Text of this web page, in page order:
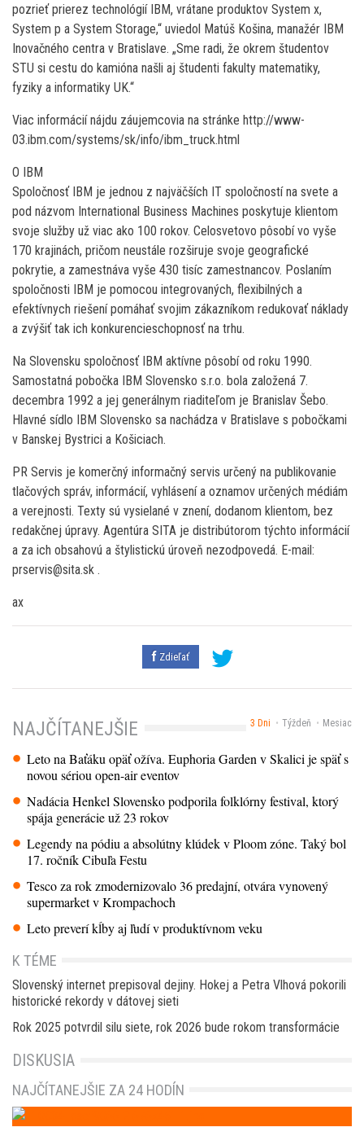
pozrieť prierez technológií IBM, vrátane produktov System x,
System p a System Storage,“ uviedol Matúš Košina, manažér IBM
Inovačného centra v Bratislave. „Sme radi, že okrem študentov
STU si cestu do kamióna našli aj študenti fakulty matematiky,
fyziky a informatiky UK.“
Viac informácií nájdu záujemcovia na stránke http://www-
03.ibm.com/systems/sk/info/ibm_truck.html
O IBM
Spoločnosť IBM je jednou z najväčších IT spoločností na svete a
pod názvom International Business Machines poskytuje klientom
svoje služby už viac ako 100 rokov. Celosvetovo pôsobí vo vyše
170 krajinách, pričom neustále rozširuje svoje geografické
pokrytie, a zamestnáva vyše 430 tisíc zamestnancov. Poslaním
spoločnosti IBM je pomocou integrovaných, flexibilných a
efektívnych riešení pomáhať svojim zákazníkom redukovať náklady
a zvýšiť tak ich konkurencieschopnosť na trhu.
Na Slovensku spoločnosť IBM aktívne pôsobí od roku 1990.
Samostatná pobočka IBM Slovensko s.r.o. bola založená 7.
decembra 1992 a jej generálnym riaditeľom je Branislav Šebo.
Hlavné sídlo IBM Slovensko sa nachádza v Bratislave s pobočkami
v Banskej Bystrici a Košiciach.
PR Servis je komerčný informačný servis určený na publikovanie
tlačových správ, informácií, vyhlásení a oznamov určených médiám
a verejnosti. Texty sú vysielané v znení, dodanom klientom, bez
redakčnej úpravy. Agentúra SITA je distribútorom týchto informácií
a za ich obsahovú a štylistickú úroveň nezodpovedá. E-mail:
prservis@sita.sk .
ax
Zdieľať
3 Dni Týždeň Mesiac
NAJČÍTANEJŠIE
Leto na Baťáku opäť ožíva. Euphoria Garden v Skalici je späť s
novou sériou open-air eventov
Nadácia Henkel Slovensko podporila folklórny festival, ktorý
spája generácie už 23 rokov
Legendy na pódiu a absolútny klúdek v Ploom zóne. Taký bol
17. ročník Cibuľa Festu
Tesco za rok zmodernizovalo 36 predajní, otvára vynovený
supermarket v Krompachoch
Leto preverí kĺby aj ľudí v produktívnom veku
K TÉME
Slovenský internet prepisoval dejiny. Hokej a Petra Vlhová pokorili
historické rekordy v dátovej sieti
Rok 2025 potvrdil silu siete, rok 2026 bude rokom transformácie
DISKUSIA
NAJČÍTANEJŠIE ZA 24 HODÍN